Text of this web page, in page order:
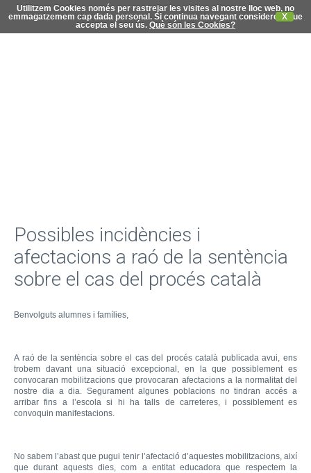
Utilitzem Cookies només per rastrejar les visites al nostre lloc web, no
emmagatzemem cap dada personal. Si continua navegant considerem que
accepta el seu ús.
X
Què són les Cookies?
Possibles incidències i
afectacions a raó de la sentència
sobre el cas del procés català
Benvolguts alumnes i famílies,
A raó de la sentència sobre el cas del procés català publicada avui, ens
trobem davant una situació excepcional, en la que possiblement es
convocaran mobilitzacions que provocaran afectacions a la normalitat del
nostre dia a dia. Segurament algunes poblacions no tindran accés a
arribar fins a l’escola si hi ha talls de carreteres, i possiblement es
convoquin manifestacions.
No sabem l’abast que pugui tenir l’afectació d’aquestes mobilitzacions, així
que durant aquests dies, com a entitat educadora que respectem la